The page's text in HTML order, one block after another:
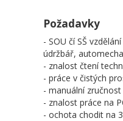
Požadavky
- SOU čí SŠ
údržbář,
- znalost čtení
- práce v čistých
- manuální
- znalost práce na
- ochota chodit na